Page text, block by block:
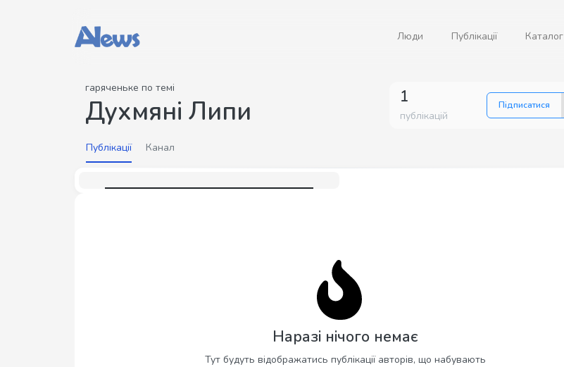
Люди Публікації Каталог
гаряченьке по темі
Духмяні Липи 1
публікацій
Підписатися
Публікації Канал
Наразі нічого немає
Тут будуть відображатись публікації авторів, що набувають